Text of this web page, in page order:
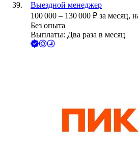
Выездной менеджер
100 000 – 130 000 ₽ за месяц,
Без опыта
Выплаты: Два раза в месяц